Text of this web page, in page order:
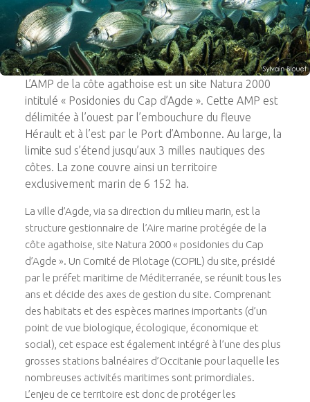
L’AMP de la côte agathoise est un site Natura 2000
intitulé « Posidonies du Cap d’Agde ». Cette AMP est
délimitée à l’ouest par l’embouchure du fleuve
Hérault et à l’est par le Port d’Ambonne. Au large, la
limite sud s’étend jusqu’aux 3 milles nautiques des
côtes. La zone couvre ainsi un territoire
exclusivement marin de 6 152 ha.
La ville d’Agde, via sa direction du milieu marin, est la
structure gestionnaire de l’Aire marine protégée de la
côte agathoise, site Natura 2000 « posidonies du Cap
d’Agde ». Un Comité de Pilotage (COPIL) du site, présidé
par le préfet maritime de Méditerranée, se réunit tous les
ans et décide des axes de gestion du site. Comprenant
des habitats et des espèces marines importants (d’un
point de vue biologique, écologique, économique et
social), cet espace est également intégré à l’une des plus
grosses stations balnéaires d’Occitanie pour laquelle les
nombreuses activités maritimes sont primordiales.
L’enjeu de ce territoire est donc de protéger les